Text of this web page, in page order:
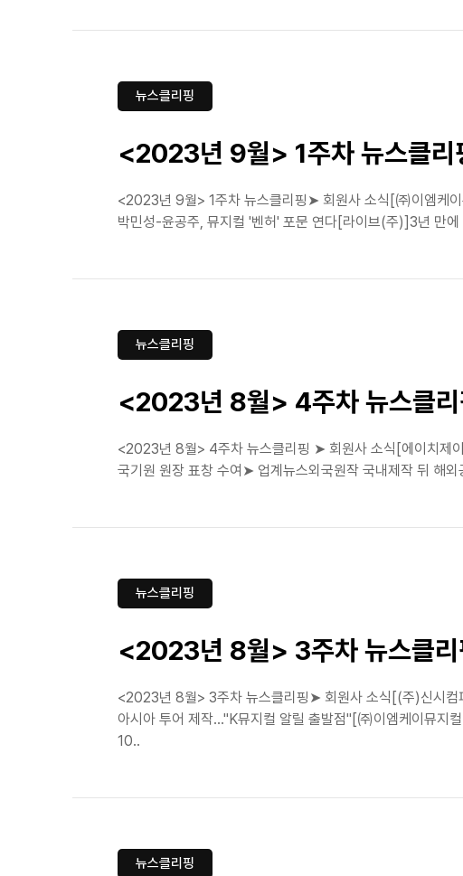
뉴스클리핑
<2023년 9월> 1주차 뉴스클리
<2023년 9월> 1주차 뉴스클리핑➤ 회원사 소식[㈜이엠케
박민성-윤공주, 뮤지컬 '벤허' 포문 연다[라이브(주)]3년 만
뉴스클리핑
<2023년 8월> 4주차 뉴스클리
<2023년 8월> 4주차 뉴스클리핑 ➤ 회원사 소식[에이치제
국기원 원장 표창 수여➤ 업계뉴스외국원작 국내제작 뒤 해
뉴스클리핑
<2023년 8월> 3주차 뉴스클리
<2023년 8월> 3주차 뉴스클리핑➤ 회원사 소식[(주)신시컴
아시아 투어 제작…"K뮤지컬 알릴 출발점"[㈜이엠케이뮤지
10..
뉴스클리핑